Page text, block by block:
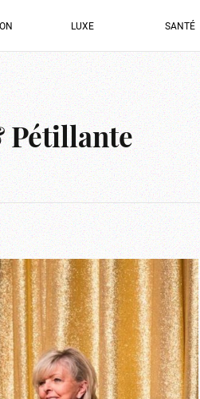
LUXE SANTÉ
Pétillante